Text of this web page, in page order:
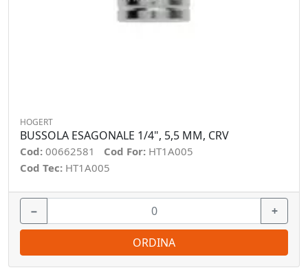
HOGERT
BUSSOLA ESAGONALE 1/4", 5,5 MM, CRV
Cod: 00662581 Cod For: HT1A005
Cod Tec: HT1A005
− +
ORDINA